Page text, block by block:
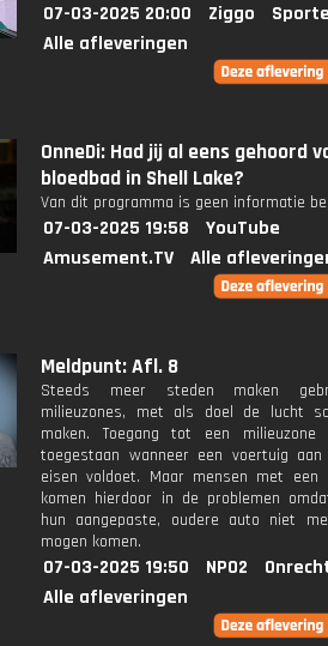
07-03-2025 20:00 Ziggo
Alle afleveringen
OnneDi: Had jij al eens gehoord
bloedbad in Shell Lake?
Van dit programma is geen informatie
07-03-2025 19:58
YouTube
Amusement.TV
Alle
Meldpunt: Afl. 8
Steeds meer steden maken
milieuzones, met als doel de lucht
maken. Toegang tot een
toegestaan wanneer een voertuig aan
eisen voldoet. Maar mensen met een
komen hierdoor in de problemen
hun aangepaste, oudere auto niet
mogen komen.
07-03-2025 19:50 NPO2
Alle afleveringen